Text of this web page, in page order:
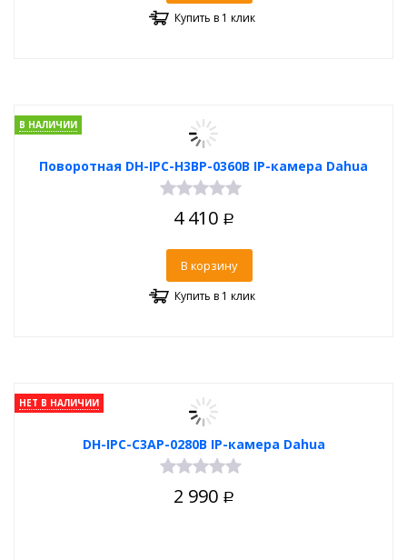
Купить в 1 клик
Поворотная DH-IPC-H3BP-0360B IP-камера Dahua
В НАЛИЧИИ
4 410 Р
В корзину
Купить в 1 клик
DH-IPC-C3AP-0280B IP-камера Dahua
НЕТ В НАЛИЧИИ
2 990 Р